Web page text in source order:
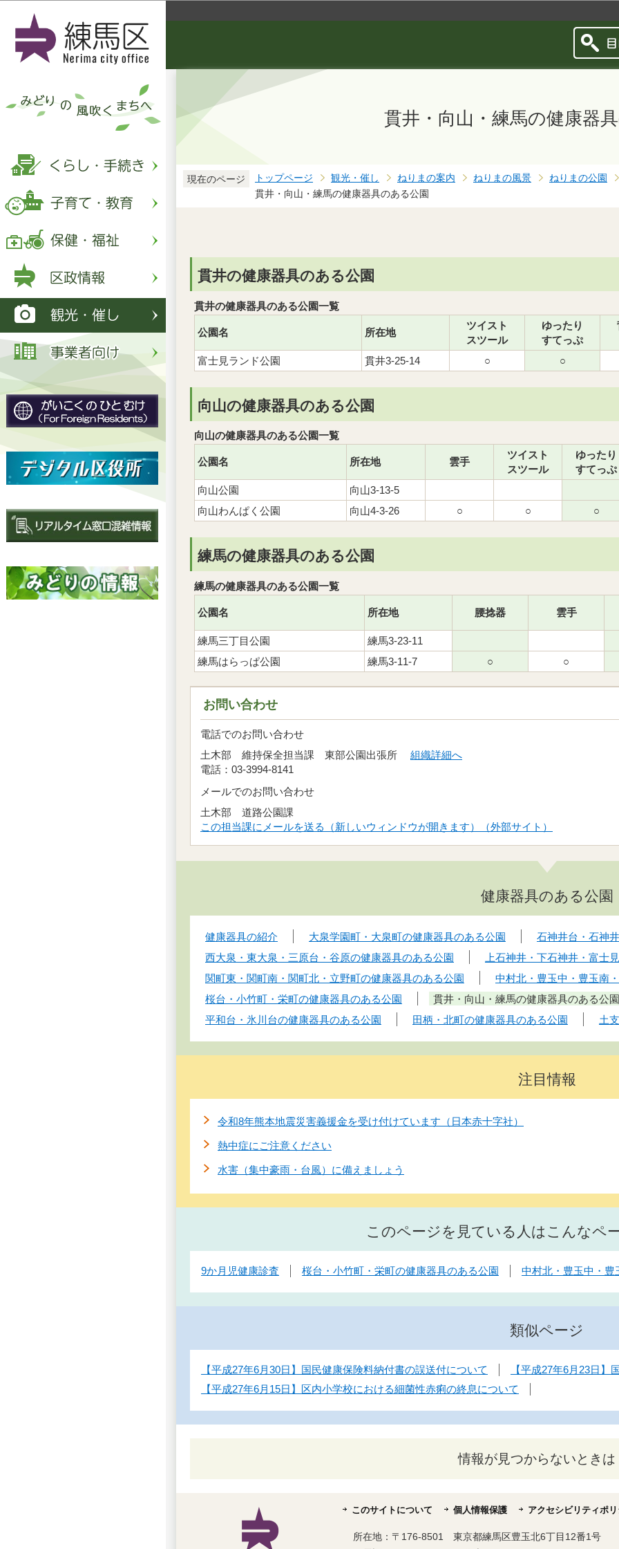
貫井・向山・練馬の健康器
現在のページ トップページ 観光・催し ねりまの案内 ねりまの風景 ねりまの公園
貫井・向山・練馬の健康器具のある公園
貫井の健康器具のある公園
貫井の健康器具のある公園一覧
公園名 所在地
ツイスト
スツール
ゆったり
すてっぷ
富士見ランド公園 貫井3-25-14 ○ ○
向山の健康器具のある公園
向山の健康器具のある公園一覧
公園名 所在地 雲手
ツイスト
スツール
ゆったり
すてっぷ
向山公園 向山3-13-5
向山わんぱく公園
向山4-3-26 ○ ○ ○
練馬の健康器具のある公園
練馬の健康器具のある公園一覧
公園名 所在地 腰捻器 雲手
練馬三丁目公園 練馬3-23-11
練馬はらっぱ公園
練馬3-11-7 ○ ○
お問い合わせ
電話でのお問い合わせ
土木部 維持保全担当課 東部公園出張所 組織詳細へ
電話：03-3994-8141
メールでのお問い合わせ
土木部 道路公園課
この担当課にメールを送る（新しいウィンドウが開きます）（外部サイト）
健康器具のある公園
健康器具の紹介 大泉学園町・大泉町の健康器具のある公園
石神井台・石神
西大泉・東大泉・三原台・谷原の健康器具のある公園
上石神井・下石神井・富士
関町東・関町南・関町北・立野町の健康器具のある公園
中村北・豊玉中・豊玉南
桜台・小竹町・栄町の健康器具のある公園
貫井・向山・練馬の健康器具のある公園
平和台・氷川台の健康器具のある公園
田柄・北町の健康器具のある公園 土
注目情報
令和8年熊本地震災害義援金を受け付けています（日本赤十字社）
熱中症にご注意ください
水害（集中豪雨・台風）に備えましょう
このページを見ている人はこんなペ
9か月児健康診査 桜台・小竹町・栄町の健康器具のある公園 中村北・豊玉中・豊
類似ページ
【平成27年6月30日】国民健康保険料納付書の誤送付について
【平成27年6月23日】
【平成27年6月15日】区内小学校における細菌性赤痢の終息について
情報が見つからないときは
このサイトについて 個人情報保護 アクセシビリティポ
所在地： 〒176-8501 東京都練馬区豊玉北6丁目12番1号